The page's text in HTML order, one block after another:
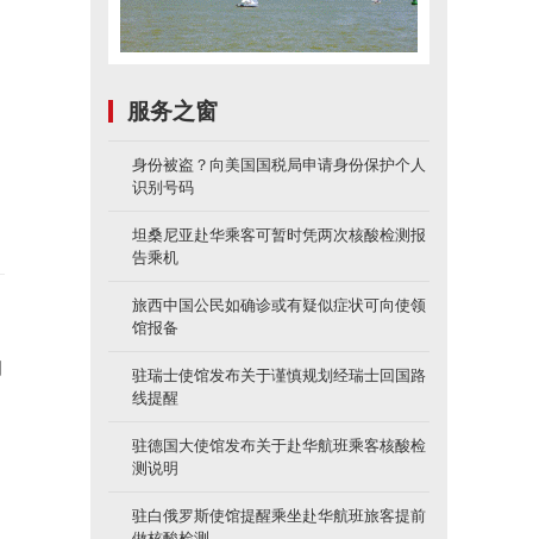
服务之窗
身份被盗？向美国国税局申请身份保护个人
识别号码
坦桑尼亚赴华乘客可暂时凭两次核酸检测报
告乘机
旅西中国公民如确诊或有疑似症状可向使领
馆报备
驻瑞士使馆发布关于谨慎规划经瑞士回国路
线提醒
驻德国大使馆发布关于赴华航班乘客核酸检
测说明
驻白俄罗斯使馆提醒乘坐赴华航班旅客提前